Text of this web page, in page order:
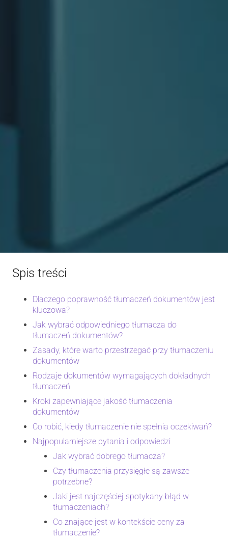
Spis treści
Dlaczego poprawność tłumaczeń dokumentów jest
kluczowa?
Jak wybrać odpowiedniego tłumacza do
tłumaczeń dokumentów?
Zasady, które warto przestrzegać przy tłumaczeniu
dokumentów
Rodzaje dokumentów wymagających dokładnych
tłumaczeń
Kroki zapewniające jakość tłumaczenia
dokumentów
Co robić, kiedy tłumaczenie nie spełnia oczekiwań?
Najpopularniejsze pytania i odpowiedzi
Jak wybrać dobrego tłumacza?
Czy tłumaczenia przysięgłe są zawsze
potrzebne?
Jaki jest najczęściej spotykany błąd w
tłumaczeniach?
Co znające jest w kontekście ceny za
tłumaczenie?